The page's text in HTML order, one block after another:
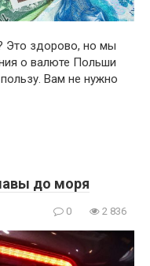
Это здорово, но мы
о валюте Польши
Вам не нужно
до моря
0 2 836